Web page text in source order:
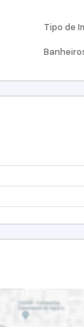
Tipo de